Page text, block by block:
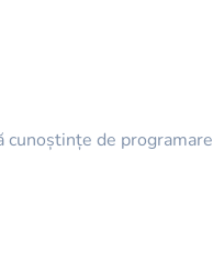
cunoștințe de programare